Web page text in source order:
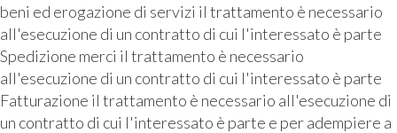
beni ed erogazione di servizi il trattamento è necessario
all'esecuzione di un contratto di cui l'interessato è parte
Spedizione merci il trattamento è necessario
all'esecuzione di un contratto di cui l'interessato è parte
Fatturazione il trattamento è necessario all'esecuzione di
un contratto di cui l'interessato è parte e per adempiere a